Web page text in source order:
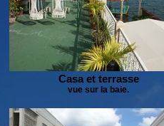
Casa et terrasse
vue sur la baie.